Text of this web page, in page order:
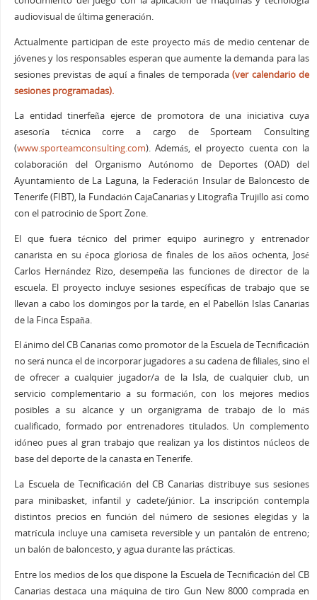
audiovisual de última generación.
Actualmente participan de este proyecto más de medio centenar de
jóvenes y los responsables esperan que aumente la demanda para las
sesiones previstas de aquí a finales de temporada(ver calendario de
sesiones programadas).
La entidad tinerfeña ejerce de promotora de una iniciativa cuya
asesoría técnica corre a cargo de Sporteam Consulting
(www.sporteamconsulting.com). Además, el proyecto cuenta con la
colaboración del Organismo Autónomo de Deportes (OAD) del
Ayuntamiento de La Laguna, la Federación Insular de Baloncesto de
Tenerife (FIBT), la Fundación CajaCanarias y Litografía Trujillo así como
con el patrocinio de Sport Zone.
El que fuera técnico del primer equipo aurinegro y entrenador
canarista en su época gloriosa de finales de los años ochenta, José
Carlos Hernández Rizo, desempeña las funciones de director de la
escuela. El proyecto incluye sesiones específicas de trabajo que se
llevan a cabo los domingos por la tarde, en el Pabellón Islas Canarias
de la Finca España.
El ánimo del CB Canarias como promotor de la Escuela de Tecnificación
no será nunca el de incorporar jugadores a su cadena de filiales, sino el
de ofrecer a cualquier jugador/a de la Isla, de cualquier club, un
servicio complementario a su formación, con los mejores medios
posibles a su alcance y un organigrama de trabajo de lo más
cualificado, formado por entrenadores titulados. Un complemento
idóneo pues al gran trabajo que realizan ya los distintos núcleos de
base del deporte de la canasta en Tenerife.
La Escuela de Tecnificación del CB Canarias distribuye sus sesiones
para minibasket, infantil y cadete/júnior. La inscripción contempla
distintos precios en función del número de sesiones elegidas y la
matrícula incluye una camiseta reversible y un pantalón de entreno;
un balón de baloncesto, y agua durante las prácticas.
Entre los medios de los que dispone la Escuela de Tecnificación del CB
Canarias destaca una máquina de tiro Gun New 8000 comprada en